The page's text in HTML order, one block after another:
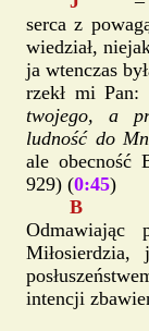
serca z
wiedział,
ja wtenczas
rzekł mi Pan:
twojego, a
ludność do
ale obecność
929) (0:45)
Odmawiając
intencji